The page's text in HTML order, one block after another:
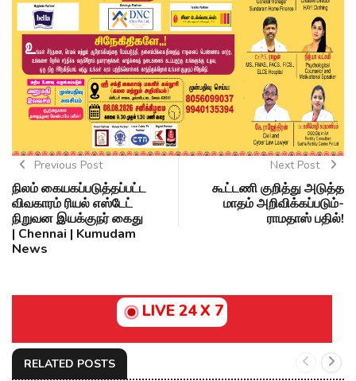
Previous Post
நிலம் கையகப்படுத்தப்பட்ட
விவகாரம் ரியல் எஸ்டேட்
நிறுவன இயக்குநர் கைது
| Chennai | Kumudam
News
Next Post
கூட்டணி குறித்து அடுத்த
மாதம் அறிவிக்கப்படும்-
ராமதாஸ் பதில்!
LIVE 24 X 7
RELATED POSTS